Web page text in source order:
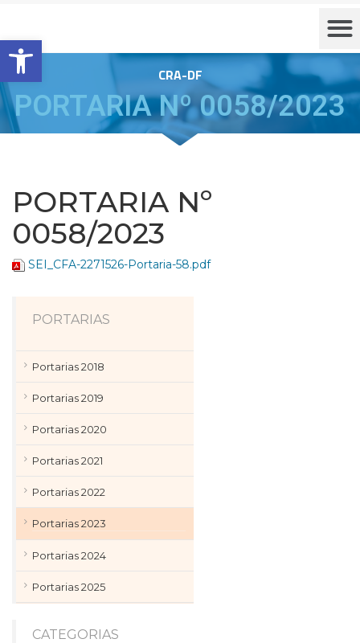
Barra de Ferramentas Aberta
CRA-DF
PORTARIA Nº 0058/2023
PORTARIA Nº
0058/2023
SEI_CFA-2271526-Portaria-58.pdf
PORTARIAS
Portarias 2018
Portarias 2019
Portarias 2020
Portarias 2021
Portarias 2022
Portarias 2023
Portarias 2024
Portarias 2025
CATEGORIAS